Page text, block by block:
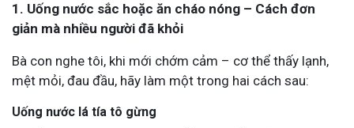
1. Uống nước sắc hoặc ăn cháo nóng – Cách đơn
giản mà nhiều người đã khỏi
Bà con nghe tôi, khi mới chớm cảm – cơ thể thấy lạnh,
mệt mỏi, đau đầu, hãy làm một trong hai cách sau:
Uống nước lá tía tô gừng